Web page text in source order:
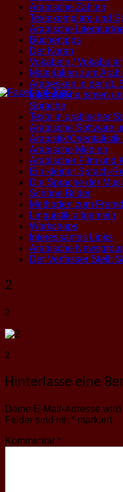
Arabische Zahlen
Textexemplare und
Arabische
Büchertipps
Der Koran
Vokabeln / Vokabular
Materialien zum
Arabesken in der dt.
Internationalismen
Sprache
Texte in arabischer
Arabische Software
Arabistik/
Arabische Medien
Arabischer Film und
Ein kleiner Sprach-
Die Sprache der
Schöne Bilder
Methoden zum
Linguistik allgemein
Workshops
Interessantes Links
Arabische
Der Verfasser Stellt
2
2
2
Hinterlasse eine
Deine E-Mail-Adresse
Felder sind mit * markiert
Kommentar *